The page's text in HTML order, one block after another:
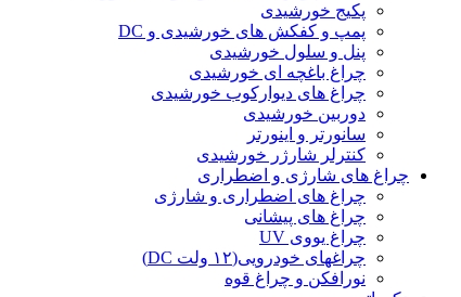
پکیج خورشیدی
پمپ و کفکش های خورشیدی و DC
پنل و سلول خورشیدی
چراغ باغچه ای خورشیدی
چراغ های دیوارکوب خورشیدی
دوربین خورشیدی
سانورتر و اینورتر
کنترلر شارژر خورشیدی
چراغ های شارژی و اضطراری
چراغ های اضطراری و شارژی
چراغ های پیشانی
چراغ یووی UV
چراغهای خودرویی(۱۲ ولت DC)
نورافکن و چراغ قوه